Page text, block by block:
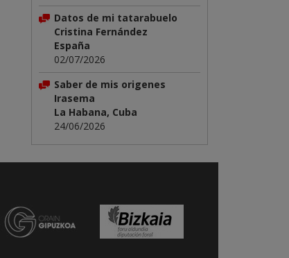
Datos de mi tatarabuelo
Cristina Fernández
España
02/07/2026
Saber de mis origenes
Irasema
La Habana, Cuba
24/06/2026